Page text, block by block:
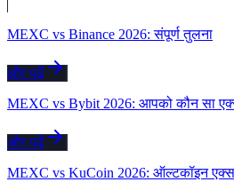
MEXC vs Binance 2026: संपूर्ण तुलना
और पढ़ें
MEXC vs Bybit 2026: आपको कौन सा
और पढ़ें
MEXC vs KuCoin 2026: ऑल्टकॉइन